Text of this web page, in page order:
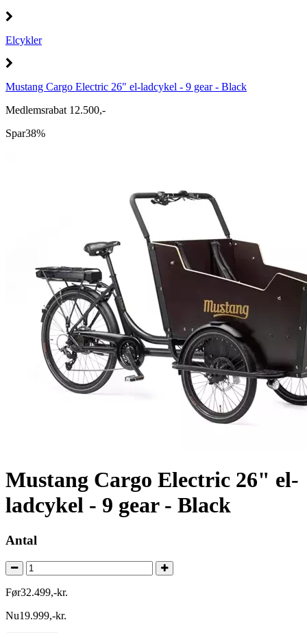
Elcykler
Mustang Cargo Electric 26" el-ladcykel - 9 gear - Black
Medlemsrabat 12.500,-
Spar38%
Mustang Cargo Electric 26" el-
ladcykel - 9 gear - Black
Antal
Før32.499,-kr.
Nu19.999,-kr.